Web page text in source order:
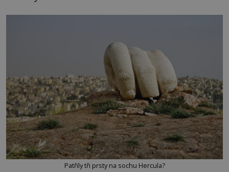
Patřily tři prsty na sochu Hercula?